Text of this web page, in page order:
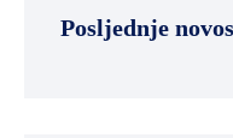
Posljednje